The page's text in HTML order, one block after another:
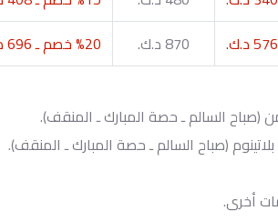
870 د.ك. %20 خصم ـ 696 د.ك.
السالم ـ حصة المبارك ـ المنقف).
(صباح السالم ـ حصة المبارك ـ المنقف).
أخرى.